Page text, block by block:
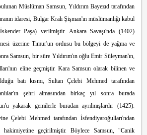
Müslüman Samsun, Yıldırım Bayezıd tarafından
idaresi, Bulgar Kralı Şişman'ın müslümanlığı kabul
Paşa) verilmiştir. Ankara Savaşı'nda (1402)
üzerine Timur'un ordusu bu bölgeyi de yağma ve
Samsun, bir süre Yıldırım'ın oğlu Emir Süleyman'ın,
eline geçmiştir. Kara Samsun olarak bilinen ve
batı kısmı, Sultan Çelebi Mehmed tarafından
şehri almasından birkaç yıl sonra burada
yakarak gemilerle buradan ayrılmışlardır (1425).
Çelebi Mehmed tarafından İsfendiyaroğulları'ndan
hakimiyetine geçirilmiştir. Böylece Samsun, "Canik